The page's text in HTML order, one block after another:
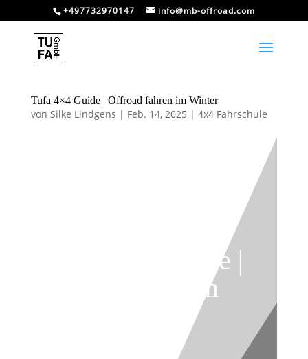
+497732970147 info@mb-offroad.com
Tufa 4×4 Guide | Offroad fahren im Winter
von Silke Lindgens | Feb. 14, 2025 | 4x4 Fahrschule
Tufa 4×4 Guide |
Offroad fahren